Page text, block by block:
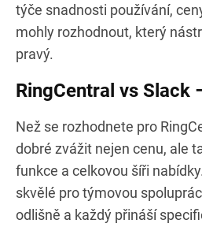
týče snadnosti používání,
mohly rozhodnout, který
pravý.
RingCentral vs Slack
Než se rozhodnete pro
dobré zvážit nejen cenu, ale
funkce a celkovou šíři
skvělé pro týmovou
odlišně a každý přináší